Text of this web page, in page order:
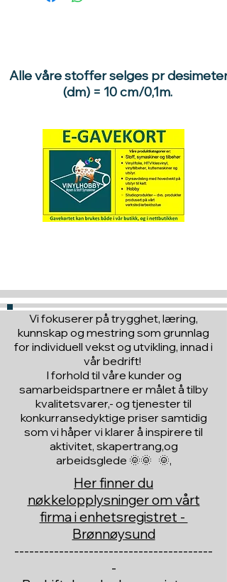
Alle våre stoffer selges pr desimeter
(dm) = 10 cm/0,1m.
Vi fokuserer på trygghet, læring,
kunnskap og mestring som grunnlag
for individuell vekst og utvikling, innad i
vår bedrift!
I forhold til våre kunder og
samarbeidspartnere er målet å tilby
kvalitetsvarer,- og tjenester til
konkurransedyktige priser samtidig
som vi håper vi klarer å inspirere til
aktivitet, skapertrang,og
arbeidsglede 🌞🌞 🌞,
Her finner du
nøkkelopplysninger om vårt
firma i enhetsregistret -
Brønnøysund
----------------------------------------
-